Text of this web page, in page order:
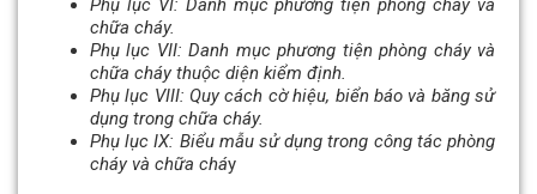
Phụ lục VI: Danh mục phương tiện phòng cháy và
chữa cháy.
Phụ lục VII: Danh mục phương tiện phòng cháy và
chữa cháy thuộc diện kiểm định.
Phụ lục VIII: Quy cách cờ hiệu, biển báo và băng sử
dụng trong chữa cháy.
Phụ lục IX: Biểu mẫu sử dụng trong công tác phòng
cháy và chữa cháy